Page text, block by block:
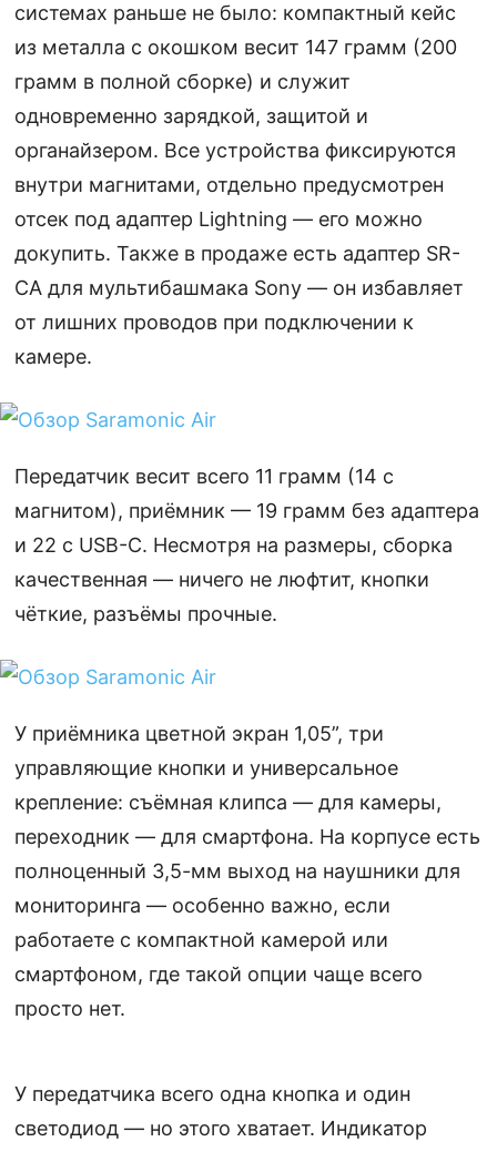
системах раньше не было: компактный кейс
из металла с окошком весит 147 грамм (200
грамм в полной сборке) и служит
одновременно зарядкой, защитой и
органайзером. Все устройства фиксируются
внутри магнитами, отдельно предусмотрен
отсек под адаптер Lightning — его можно
докупить. Также в продаже есть адаптер SR-
CA для мультибашмака Sony — он избавляет
от лишних проводов при подключении к
камере.
Передатчик весит всего 11 грамм (14 с
магнитом), приёмник — 19 грамм без адаптера
и 22 с USB-C. Несмотря на размеры, сборка
качественная — ничего не люфтит, кнопки
чёткие, разъёмы прочные.
У приёмника цветной экран 1,05”, три
управляющие кнопки и универсальное
крепление: съёмная клипса — для камеры,
переходник — для смартфона. На корпусе есть
полноценный 3,5-мм выход на наушники для
мониторинга — особенно важно, если
работаете с компактной камерой или
смартфоном, где такой опции чаще всего
просто нет.
У передатчика всего одна кнопка и один
светодиод — но этого хватает. Индикатор